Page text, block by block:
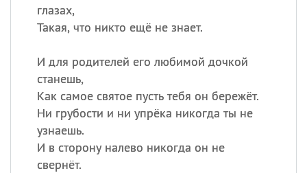
глазах,
Такая, что никто ещё не знает.
И для родителей его любимой дочкой
станешь,
Как самое святое пусть тебя он бережёт.
Ни грубости и ни упрёка никогда ты не
узнаешь.
И в сторону налево никогда он не
свернёт.